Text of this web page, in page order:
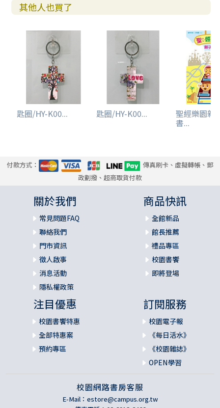
其他人也買了
匙圈/HY-K00... 匙圈/HY-K00... 聖經樂園親
書...
付款方式：
傳真刷卡、虛擬轉帳、郵
政劃撥、超商取貨付款
關於我們
常見問題FAQ
聯絡我們
門市資訊
徵人啟事
消息活動
隱私權政策
商品快訊
全館新品
館長推薦
禮品專區
校園書饗
即將登場
注目優惠
校園書饗特惠
全部特惠案
預約專區
訂閱服務
校園電子報
《每日活水》
《校園雜誌》
OPEN學習
校園網路書房客服
E-Mail： estore@campus.org.tw